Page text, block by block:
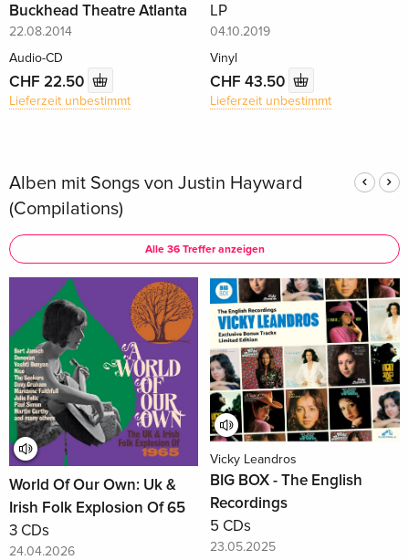
Buckhead Theatre Atlanta
22.08.2014
Audio-CD
CHF 22.50
Lieferzeit unbestimmt
LP
04.10.2019
Vinyl
CHF 43.50
Lieferzeit unbestimmt
Alben mit Songs von Justin Hayward
(Compilations)
Alle 36 Treffer anzeigen
World Of Our Own: Uk &
Irish Folk Explosion Of 65
3 CDs
24.04.2026
Vicky Leandros
BIG BOX - The English
Recordings
5 CDs
23.05.2025